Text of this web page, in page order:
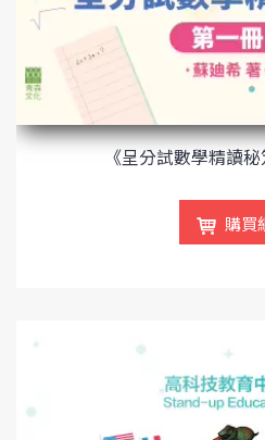
《呈分試數學精讀
購買